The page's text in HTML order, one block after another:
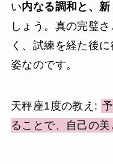
い内なる調和と、
しょう。真の完璧
く、試練を経た後に
姿なのです。
天秤座1度の教え:
ることで、自己の